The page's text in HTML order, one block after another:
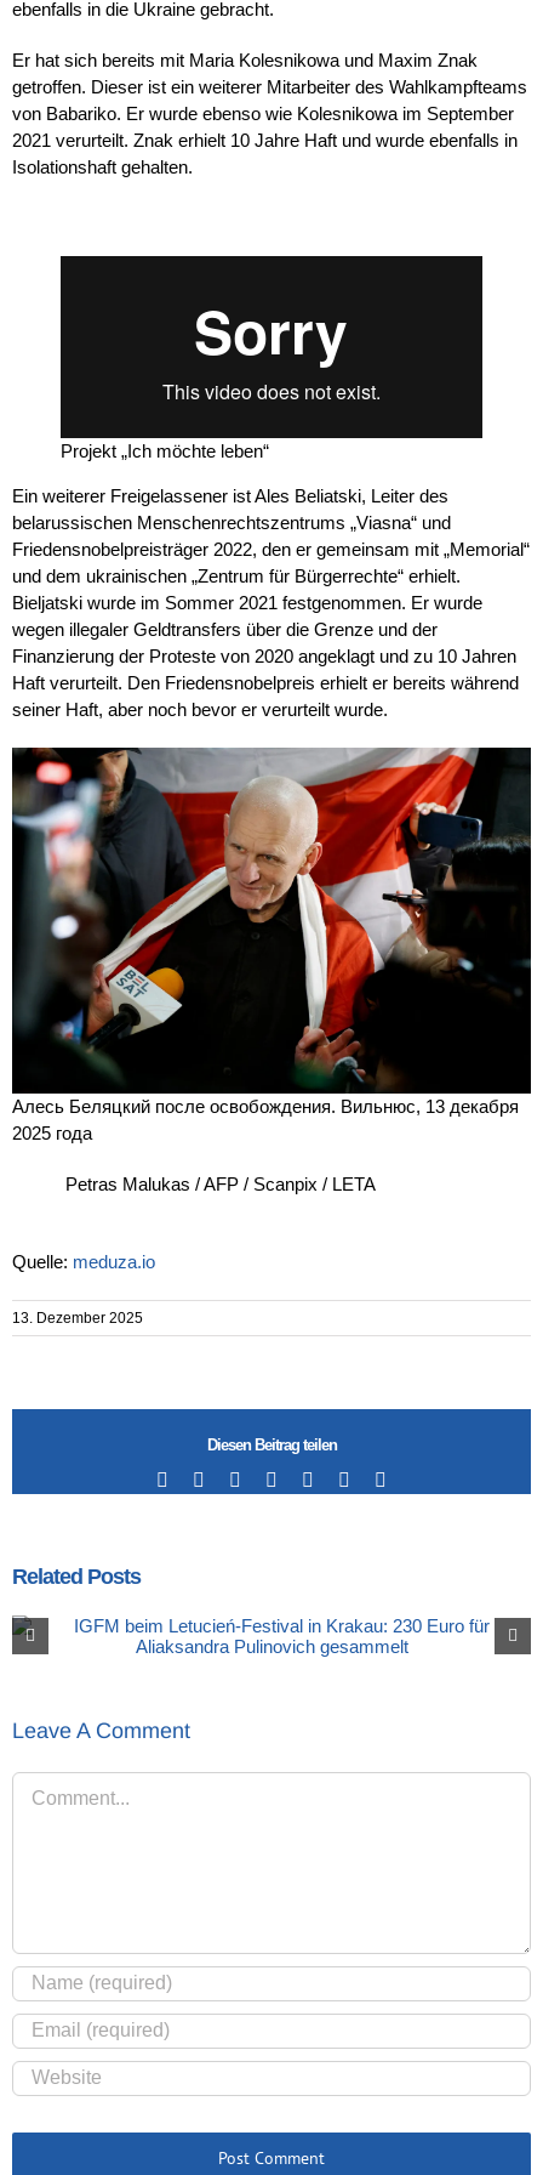
ebenfalls in die Ukraine gebracht.
Er hat sich bereits mit Maria Kolesnikowa und Maxim Znak
getroffen. Dieser ist ein weiterer Mitarbeiter des Wahlkampfteams
von Babariko. Er wurde ebenso wie Kolesnikowa im September
2021 verurteilt. Znak erhielt 10 Jahre Haft und wurde ebenfalls in
Isolationshaft gehalten.
Projekt „Ich möchte leben“
Ein weiterer Freigelassener ist Ales Beliatski, Leiter des
belarussischen Menschenrechtszentrums „Viasna“ und
Friedensnobelpreisträger 2022, den er gemeinsam mit „Memorial“
und dem ukrainischen „Zentrum für Bürgerrechte“ erhielt.
Bieljatski wurde im Sommer 2021 festgenommen. Er wurde
wegen illegaler Geldtransfers über die Grenze und der
Finanzierung der Proteste von 2020 angeklagt und zu 10 Jahren
Haft verurteilt. Den Friedensnobelpreis erhielt er bereits während
seiner Haft, aber noch bevor er verurteilt wurde.
Алесь Беляцкий после освобождения. Вильнюс, 13 декабря
2025 года
Petras Malukas / AFP / Scanpix / LETA
Quelle: meduza.io
13. Dezember 2025
Diesen Beitrag teilen
Facebook LinkedIn
TumblrPinterest
Related Posts
Leave A Comment
Comment